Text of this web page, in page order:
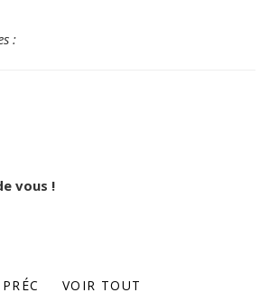
:
vous !
PRÉC VOIR TOUT